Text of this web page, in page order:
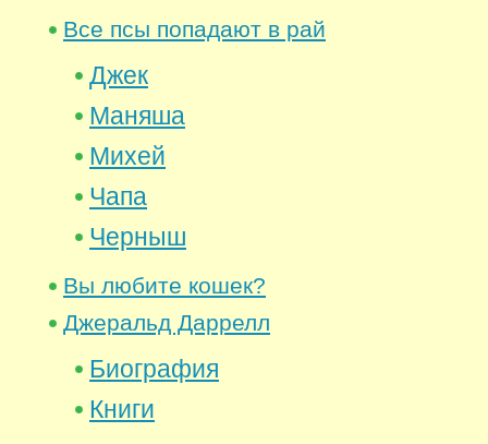
Все псы попадают в рай
Джек
Маняша
Михей
Чапа
Черныш
Вы любите кошек?
Джеральд Даррелл
Биография
Книги